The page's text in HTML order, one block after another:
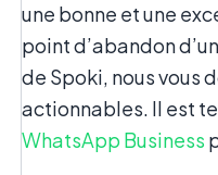
une bonne et une
point d’abandon
de Spoki, nous vous
actionnables. Il est
WhatsApp Business